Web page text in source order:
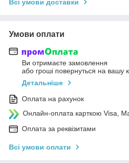
Всі умови доставки
Умови оплати
Ви отримаєте замовлення
або гроші повернуться на вашу
Детальніше
Оплата на рахунок
Онлайн-оплата карткою Visa,
Оплата за реквізитами
Всі умови оплати